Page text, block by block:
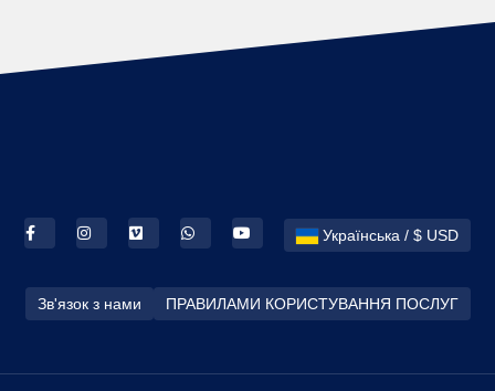
Українська / $ USD
Зв'язок з нами ПРАВИЛАМИ КОРИСТУВАННЯ ПОСЛУГ